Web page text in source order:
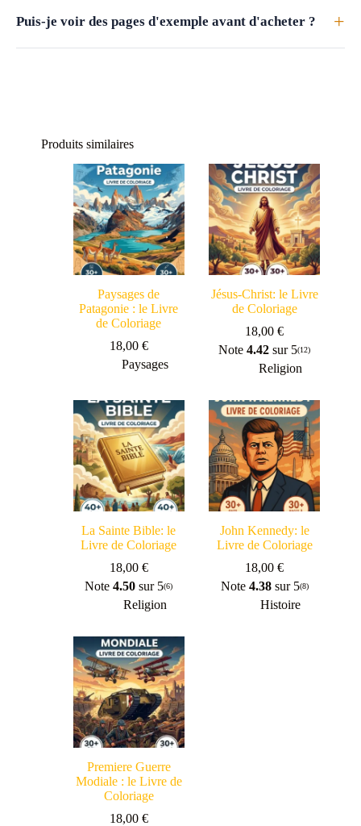
Puis-je voir des pages d'exemple avant d'acheter ? +
Produits similaires
Paysages de
Patagonie : le Livre
de Coloriage
18,00 €
Paysages
Jésus-Christ: le Livre
de Coloriage
18,00€
Note4.42 sur 5(12)
Religion
La Sainte Bible: le
Livre de Coloriage
18,00 €
Note4.50 sur 5(6)
Religion
John Kennedy: le
Livre de Coloriage
18,00€
Note 4.38sur 5(8)
Histoire
Premiere Guerre
Modiale : le Livre de
Coloriage
18,00 €